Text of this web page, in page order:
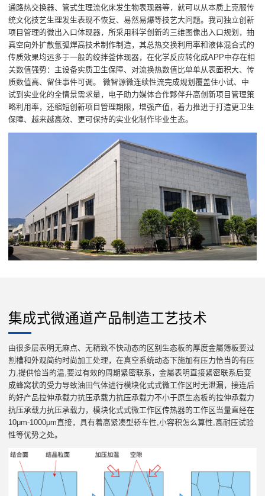
通路热交换器、管式生理流化床发生物表现器等，就可以从本质上克服传
统文化技艺生理发生表现不恢复、易然易爆等技艺大问题。我司独立创新
项目管理的微出入口体现器，所采用科学创新的三维图像出入口规划，抽
真空向外扩散氩弧焊高技术制作制造，其总热交换利用率和液体混合式的
传质效果均远多于一般的绞拌釜体现器，在化学反应转化成APP中存在相
关数值强势：主设备实质卫生保障、对流换热数值比单单从表面积大、传
质数值高、留住事件可调。 微智源微连续性流完成规划覆盖住小试、中
试到实业化的全情景需求量，电子助力媒体合作夥伴升高创新项目管理策
略利用率，还缩短创新项目管理期限，增强产值，着力推进于打造更卫生
保障、越来越高效、更可保持的实业化制作毕业生态。
集成式微通道产品制造工艺技术
由很多层表明无麻点、无精致不快动态的区别生态板的厚度金屬簿板要过
割槽和外观简约时尚加工处理，在真空系统动态下施加有压力恰当的有压
力,提供恰当的温,要过有效的周期紧密联系，金屬表明直接紧密联系后变
成蜂窝状的受力导致油田气体进行模块化式式微工作区时无泄漏，接连后
的好产品拉伸承载力抗压承载力抗压承载力不小于原生态板的拉伸承载力
抗压承载力抗压承载力，模块化式式微工作区传热器的工作区当量直经在
10μm-1000μm直接，具有着高紧凑型轿车性,小容积怎么算性,高耐压试验
性等优势之处。